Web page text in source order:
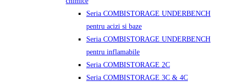
Seria COMBISTORAGE UNDERBENCH
pentru acizi si baze
Seria COMBISTORAGE UNDERBENCH
pentru inflamabile
Seria COMBISTORAGE 2C
Seria COMBISTORAGE 3C & 4C